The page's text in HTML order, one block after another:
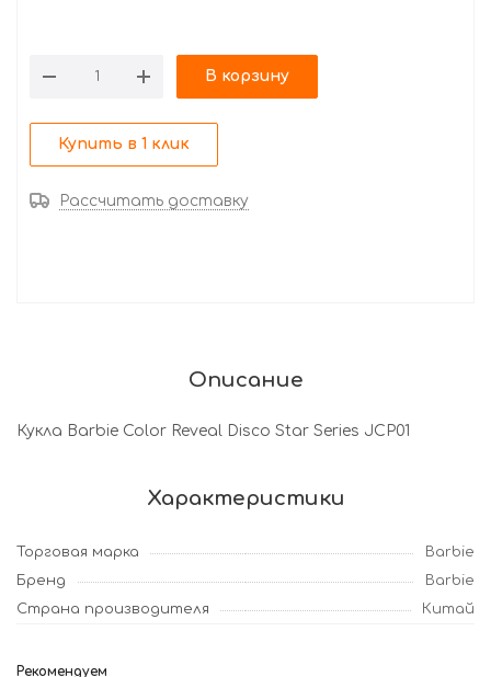
В корзину
Купить в 1 клик
Рассчитать доставку
Описание
Кукла Barbie Color Reveal Disco Star Series JCP01
Характеристики
Торговая марка
Barbie
Бренд
Barbie
Страна производителя
Китай
Рекомендуем